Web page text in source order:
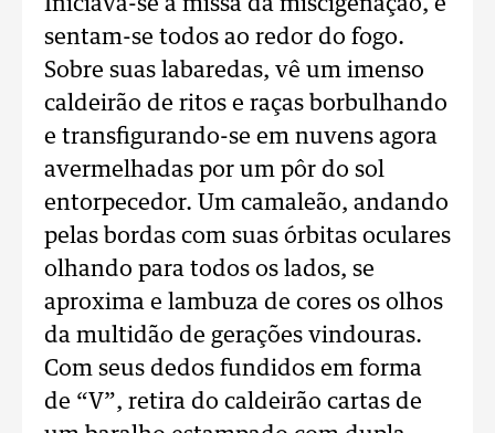
Iniciava-se a missa da miscigenação, e
sentam-se todos ao redor do fogo.
Sobre suas labaredas, vê um imenso
caldeirão de ritos e raças borbulhando
e transfigurando-se em nuvens agora
avermelhadas por um pôr do sol
entorpecedor. Um camaleão, andando
pelas bordas com suas órbitas oculares
olhando para todos os lados, se
aproxima e lambuza de cores os olhos
da multidão de gerações vindouras.
Com seus dedos fundidos em forma
de “V”, retira do caldeirão cartas de